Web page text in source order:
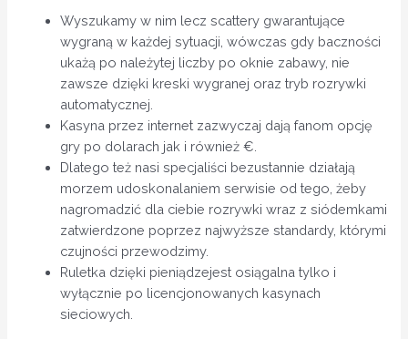
Wyszukamy w nim lecz scattery gwarantujące
wygraną w każdej sytuacji, wówczas gdy baczności
ukażą po należytej liczby po oknie zabawy, nie
zawsze dzięki kreski wygranej oraz tryb rozrywki
automatycznej.
Kasyna przez internet zazwyczaj dają fanom opcję
gry po dolarach jak i również €.
Dlatego też nasi specjaliści bezustannie działają
morzem udoskonalaniem serwisie od tego, żeby
nagromadzić dla ciebie rozrywki wraz z siódemkami
zatwierdzone poprzez najwyższe standardy, którymi
czujności przewodzimy.
Ruletka dzięki pieniądzejest osiągalna tylko i
wyłącznie po licencjonowanych kasynach
sieciowych.